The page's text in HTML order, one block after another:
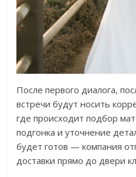
После первого диалога,
встречи будут носить
где происходит подбор
подгонка и уточнение
будет готов — компания
доставки прямо до двери